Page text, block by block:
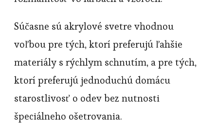
Súčasne sú akrylové svetre vhodnou
voľbou pre tých, ktorí preferujú ľahšie
materiály s rýchlym schnutím, a pre tých,
ktorí preferujú jednoduchú domácu
starostlivosť o odev bez nutnosti
špeciálneho ošetrovania.